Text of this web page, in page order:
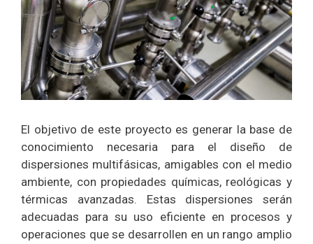
El objetivo de este proyecto es generar la base de
conocimiento necesaria para el diseño de
dispersiones multifásicas, amigables con el medio
ambiente, con propiedades químicas, reológicas y
térmicas avanzadas. Estas dispersiones serán
adecuadas para su uso eficiente en procesos y
operaciones que se desarrollen en un rango amplio